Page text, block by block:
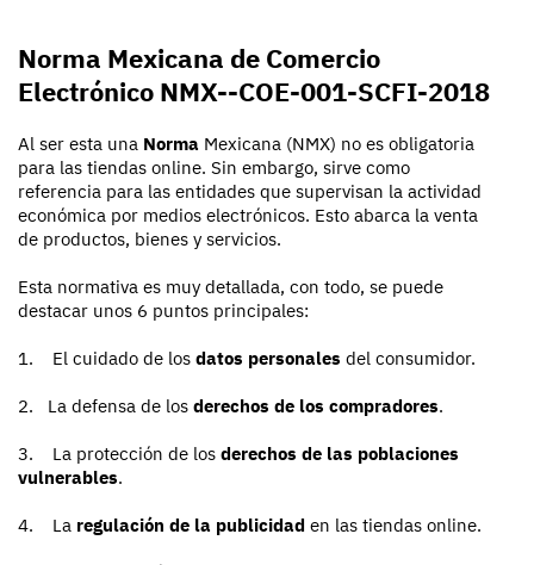
Norma Mexicana de Comercio
Electrónico NMX--COE-001-SCFI-2018
Al ser esta una Norma Mexicana (NMX) no es obligatoria
para las tiendas online. Sin embargo, sirve como
referencia para las entidades que supervisan la actividad
económica por medios electrónicos. Esto abarca la venta
de productos, bienes y servicios.
Esta normativa es muy detallada, con todo, se puede
destacar unos 6 puntos principales:
1. El cuidado de los datos personales del consumidor.
2. La defensa de los derechos de los compradores.
3. La protección de los derechos de las poblaciones
vulnerables.
4. La regulación de la publicidad en las tiendas online.